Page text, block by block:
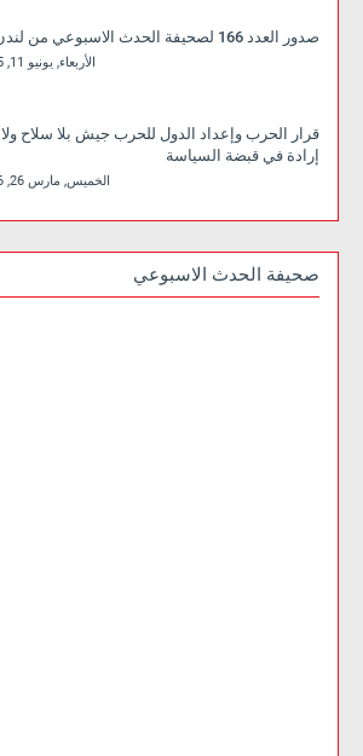
صدور العدد 166 لصحيفة الحدث الاسبوعي من لندن
الأربعاء, يونيو 11, 2025
قرار الحرب وإعداد الدول للحرب جيش بلا سلاح ولا
إرادة في قبضة السياسة
الخميس, مارس 26, 2026
صحيفة الحدث الاسبوعي